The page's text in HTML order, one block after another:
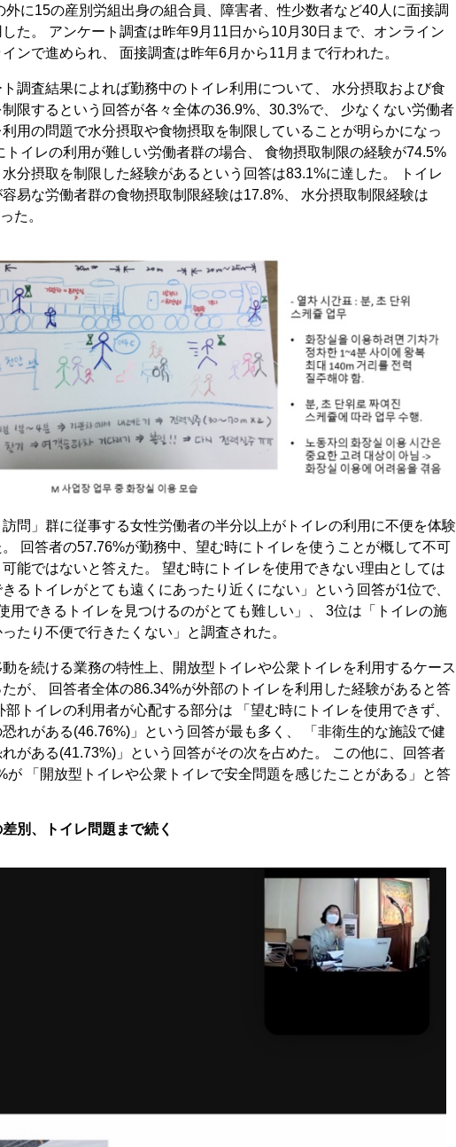
外に15の産別労組出身の組合員、障害者、性少数者など40人に面接調
た。 アンケート調査は昨年9月11日から10月30日まで、オンライン
ンで進められ、 面接調査は昨年6月から11月まで行われた。
調査結果によれば勤務中のトイレ利用について、 水分摂取および食
限するという回答が各々全体の36.9%、30.3%で、 少なくない労働者
用の問題で水分摂取や食物摂取を制限していることが明らかになっ
トイレの利用が難しい労働者群の場合、 食物摂取制限の経験が74.5%
分摂取を制限した経験があるという回答は83.1%に達した。 トイレ
易な労働者群の食物摂取制限経験は17.8%、 水分摂取制限経験は
た。
訪問」群に従事する女性労働者の半分以上がトイレの利用に不便を体験
。 回答者の57.76%が勤務中、望む時にトイレを使うことが概して不可
能ではないと答えた。 望む時にトイレを使用できない理由としては
きるトイレがとても遠くにあったり近くにない」という回答が1位で、
用できるトイレを見つけるのがとても難しい」、 3位は「トイレの施
たり不便で行きたくない」と調査された。
動を続ける業務の特性上、開放型トイレや公衆トイレを利用するケース
が、 回答者全体の86.34%が外部のトイレを利用した経験があると答
部トイレの利用者が心配する部分は 「望む時にトイレを使用できず、
れがある(46.76%)」という回答が最も多く、 「非衛生的な施設で健
れがある(41.73%)」という回答がその次を占めた。 この他に、回答者
が 「開放型トイレや公衆トイレで安全問題を感じたことがある」と答
別、トイレ問題まで続く